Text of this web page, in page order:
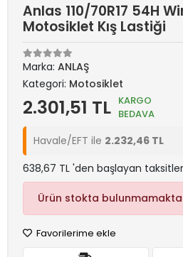
Anlas 110/70R17 54H
Motosiklet Kış Lastiği
Marka: ANLAŞ
Kategori: Motosiklet
2.301,51 TL KARGO
BEDAVA
Havale/EFT ile 2.232,46 TL
638,67 TL 'den başlayan
Ürün stokta
Favorilerime ekle